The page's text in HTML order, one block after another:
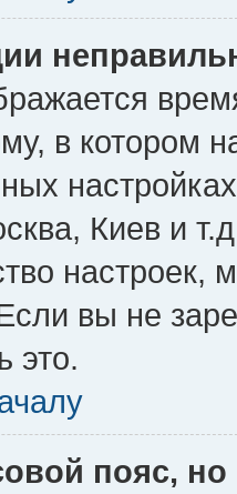
в котором
Киев и
настроек,
вы не
это.
пояс,